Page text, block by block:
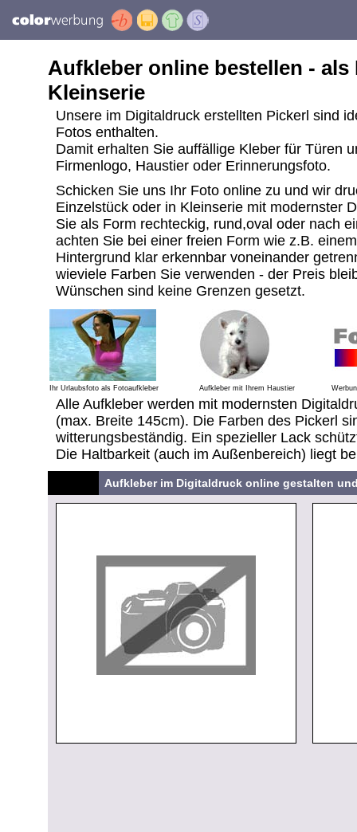
Aufkleber online bestellen -
Kleinserie
Unsere im Digitaldruck erstellten Pickerl sind
Fotos enthalten.
Damit erhalten Sie auffällige Kleber für Türen
Firmenlogo, Haustier oder Erinnerungsfoto.
Schicken Sie uns Ihr Foto online zu und wir
Einzelstück oder in Kleinserie mit modernster
Sie als Form rechteckig, rund,oval oder nach
achten Sie bei einer freien Form wie z.B.
Hintergrund klar erkennbar voneinander
wieviele Farben Sie verwenden - der Preis
Wünschen sind keine Grenzen gesetzt.
Ihr Urlaubsfoto als Fotoaufkleber Aufkleber mit Ihrem Haustier
Alle Aufkleber werden mit modernsten
(max. Breite 145cm). Die Farben des Pickerl
witterungsbeständig. Ein spezieller Lack
Die Haltbarkeit (auch im Außenbereich) liegt
Aufkleber im Digitaldruck online gestalten